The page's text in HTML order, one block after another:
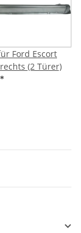
Ford Escort
(2 Türer)
*